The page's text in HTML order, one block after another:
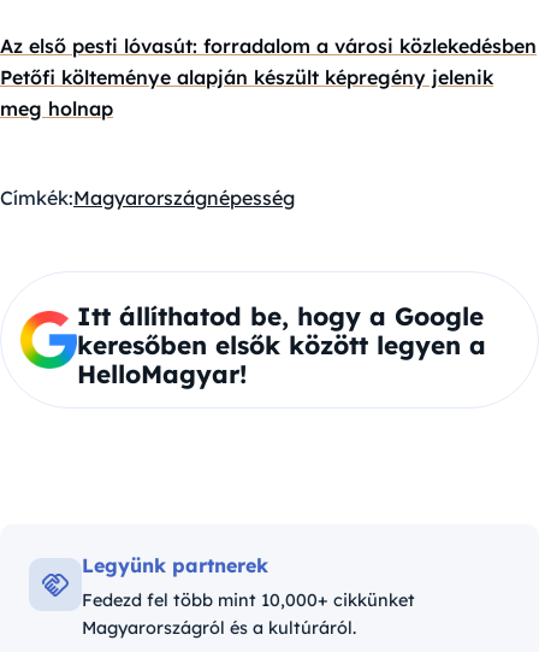
Az első pesti lóvasút: forradalom a városi közlekedésben
Petőfi költeménye alapján készült képregény jelenik
meg holnap
Címkék:Magyarországnépesség
Itt állíthatod be, hogy a Google
keresőben elsők között legyen a
HelloMagyar!
Legyünk partnerek
Fedezd fel több mint 10,000+ cikkünket
Magyarországról és a kultúráról.